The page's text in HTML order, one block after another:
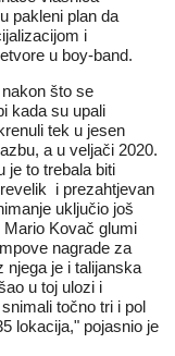
pakleni plan da
i
u boy-band.
što se
kada su upali
tek u jesen
a u veljači 2020.
je to trebala biti
i prezahtjevan
uključio još
Mario Kovač glumi
nagrade za
njega je i talijanska
u toj ulozi i
točno tri i pol
lokacija," pojasnio je